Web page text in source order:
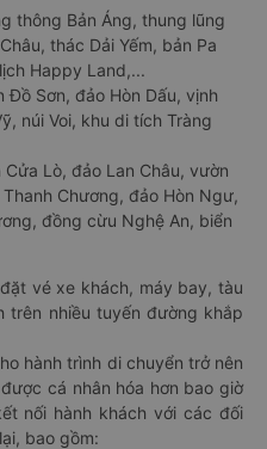
thông Bản Áng, thung lũng
thác Dải Yếm, bản Pa
Happy Land,...
Đồ Sơn, đảo Hòn Dấu, vịnh
núi Voi, khu di tích Tràng
Cửa Lò, đảo Lan Châu, vườn
Chương, đảo Hòn Ngư,
đồng cừu Nghệ An, biển
vé xe khách, máy bay, tàu
trên nhiều tuyến đường khắp
hành trình di chuyển trở nên
cá nhân hóa hơn bao giờ
nối hành khách với các đối
bao gồm: